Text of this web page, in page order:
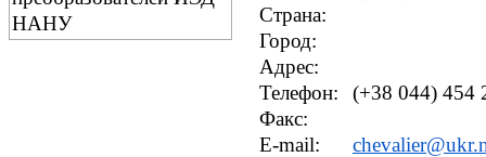
Страна:
Город:
Адрес:
Телефон:
(+38 044) 454
Факс:
E-mail: